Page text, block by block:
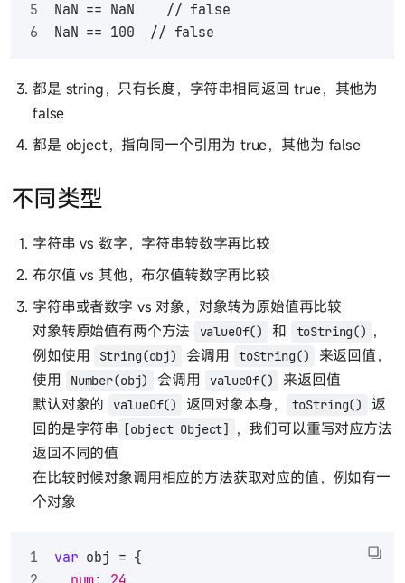
NaN == NaN    // false
NaN == 100  // false
都是 string，只有长度，字符串相同返回 true，其他为
false
都是 object，指向同一个引用为 true，其他为 false
不同类型
字符串 vs 数字，字符串转数字再比较
布尔值 vs 其他，布尔值转数字再比较
字符串或者数字 vs 对象，对象转为原始值再比较
对象转原始值有两个方法
valueOf() 和 toString() ，
例如使用
String(obj) 会调用 toString()
来返回值，
使用
Number(obj) 会调用 valueOf()
来返回值
默认对象的
valueOf() 返回对象本身， toString()
返
回的是字符串 [object Object]
，我们可以重写对应方法
返回不同的值
在比较时候对象调用相应的方法获取对应的值，例如有一
个对象
var obj = {